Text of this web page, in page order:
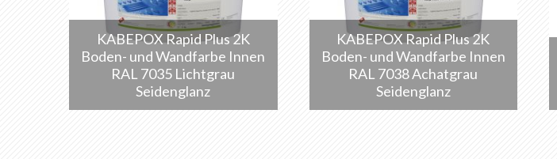
KABEPOX Rapid Plus 2K
Boden- und Wandfarbe Innen
RAL 7035 Lichtgrau
Seidenglanz
KABEPOX Rapid Plus 2K
Boden- und Wandfarbe Innen
RAL 7038 Achatgrau
Seidenglanz